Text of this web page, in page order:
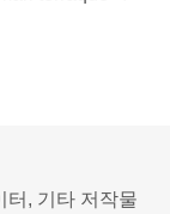
터, 기타 저작물